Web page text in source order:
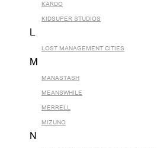
KARDO
KIDSUPER STUDIOS
L
LOST MANAGEMENT CITIES
M
MANASTASH
MEANSWHILE
MERRELL
MIZUNO
N